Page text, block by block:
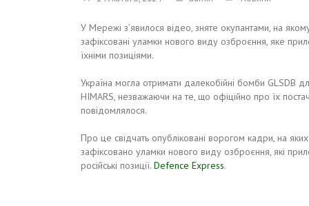
У Мережі з’явилося відео, зняте окупантами, на
зафіксовані уламки нового виду озброєння, яке
їхніми позиціями.
Україна могла отримати далекобійні бомби GLSDB
HIMARS, незважаючи на те, що офіційно про їх
повідомлялося.
Про це свідчать опубліковані ворогом кадри, на яких
зафіксовано уламки нового виду озброєння, які
російські позиції. Defence Express.